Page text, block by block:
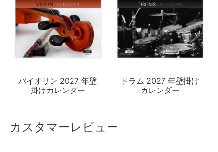
バイオリン 2027 年壁
掛けカレンダー
ドラム 2027 年壁掛け
カレンダー
カスタマーレビュー